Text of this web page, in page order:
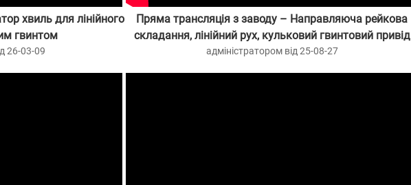
хвиль для лінійного
гвинтом
26-03-09
Пряма трансляція з заводу – Направляюча рейкова
складання, лінійний рух, кульковий гвинтовий привід
адміністратором від 25-08-27